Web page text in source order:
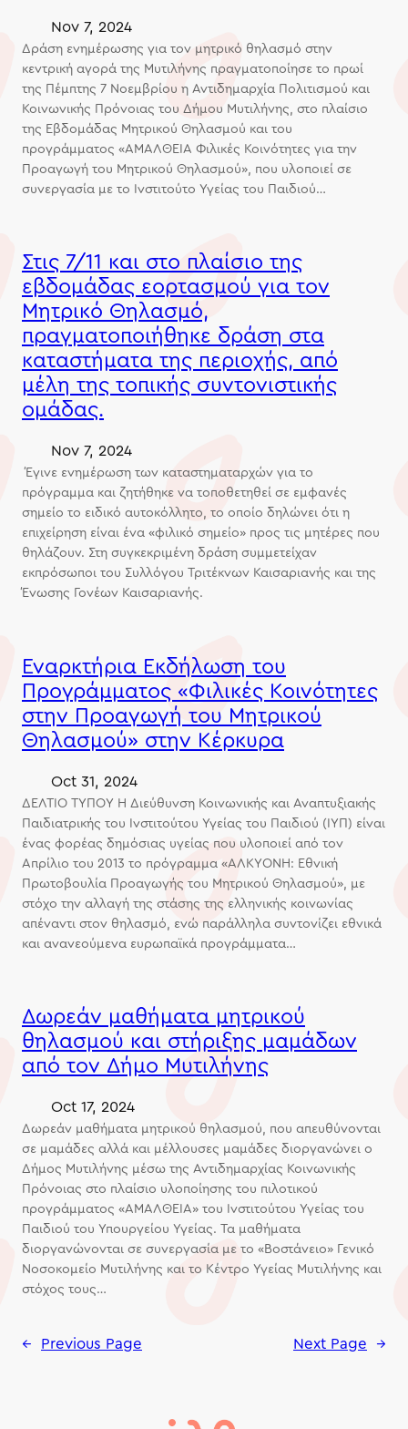
Nov 7, 2024
Δράση ενημέρωσης για τον μητρικό θηλασμό στην
κεντρική αγορά της Μυτιλήνης πραγματοποίησε το πρωί
της Πέμπτης 7 Νοεμβρίου η Αντιδημαρχία Πολιτισμού και
Κοινωνικής Πρόνοιας του Δήμου Μυτιλήνης, στο πλαίσιο
της Εβδομάδας Μητρικού Θηλασμού και του
προγράμματος «ΑΜΑΛΘΕΙΑ Φιλικές Κοινότητες για την
Προαγωγή του Μητρικού Θηλασμού», που υλοποιεί σε
συνεργασία με το Ινστιτούτο Υγείας του Παιδιού…
Στις 7/11 και στο πλαίσιο της
εβδομάδας εορτασμού για τον
Μητρικό Θηλασμό,
πραγματοποιήθηκε δράση στα
καταστήματα της περιοχής, από
μέλη της τοπικής συντονιστικής
ομάδας.
Nov 7, 2024
Έγινε ενημέρωση των καταστηματαρχών για το
πρόγραμμα και ζητήθηκε να τοποθετηθεί σε εμφανές
σημείο το ειδικό αυτοκόλλητο, το οποίο δηλώνει ότι η
επιχείρηση είναι ένα «φιλικό σημείο» προς τις μητέρες που
θηλάζουν. Στη συγκεκριμένη δράση συμμετείχαν
εκπρόσωποι του Συλλόγου Τριτέκνων Καισαριανής και της
Ένωσης Γονέων Καισαριανής.
Εναρκτήρια Εκδήλωση του
Προγράμματος «Φιλικές Κοινότητες
στην Προαγωγή του Μητρικού
Θηλασμού» στην Κέρκυρα
Oct 31, 2024
ΔΕΛΤΙΟ ΤΥΠΟΥ Η Διεύθυνση Κοινωνικής και Αναπτυξιακής
Παιδιατρικής του Ινστιτούτου Υγείας του Παιδιού (ΙΥΠ) είναι
ένας φορέας δημόσιας υγείας που υλοποιεί από τον
Απρίλιο του 2013 το πρόγραμμα «ΑΛΚΥΟΝΗ: Εθνική
Πρωτοβουλία Προαγωγής του Μητρικού Θηλασμού», με
στόχο την αλλαγή της στάσης της ελληνικής κοινωνίας
απέναντι στον θηλασμό, ενώ παράλληλα συντονίζει εθνικά
και ανανεούμενα ευρωπαϊκά προγράμματα…
Δωρεάν μαθήματα μητρικού
θηλασμού και στήριξης μαμάδων
από τον Δήμο Μυτιλήνης
Oct 17, 2024
Δωρεάν μαθήματα μητρικού θηλασμού, που απευθύνονται
σε μαμάδες αλλά και μέλλουσες μαμάδες διοργανώνει ο
Δήμος Μυτιλήνης μέσω της Αντιδημαρχίας Κοινωνικής
Πρόνοιας στο πλαίσιο υλοποίησης του πιλοτικού
προγράμματος «ΑΜΑΛΘΕΙΑ» του Ινστιτούτου Υγείας του
Παιδιού του Υπουργείου Υγείας. Τα μαθήματα
διοργανώνονται σε συνεργασία με το «Βοστάνειο» Γενικό
Νοσοκομείο Μυτιλήνης και το Κέντρο Υγείας Μυτιλήνης και
στόχος τους…
← Previous Page Next Page →